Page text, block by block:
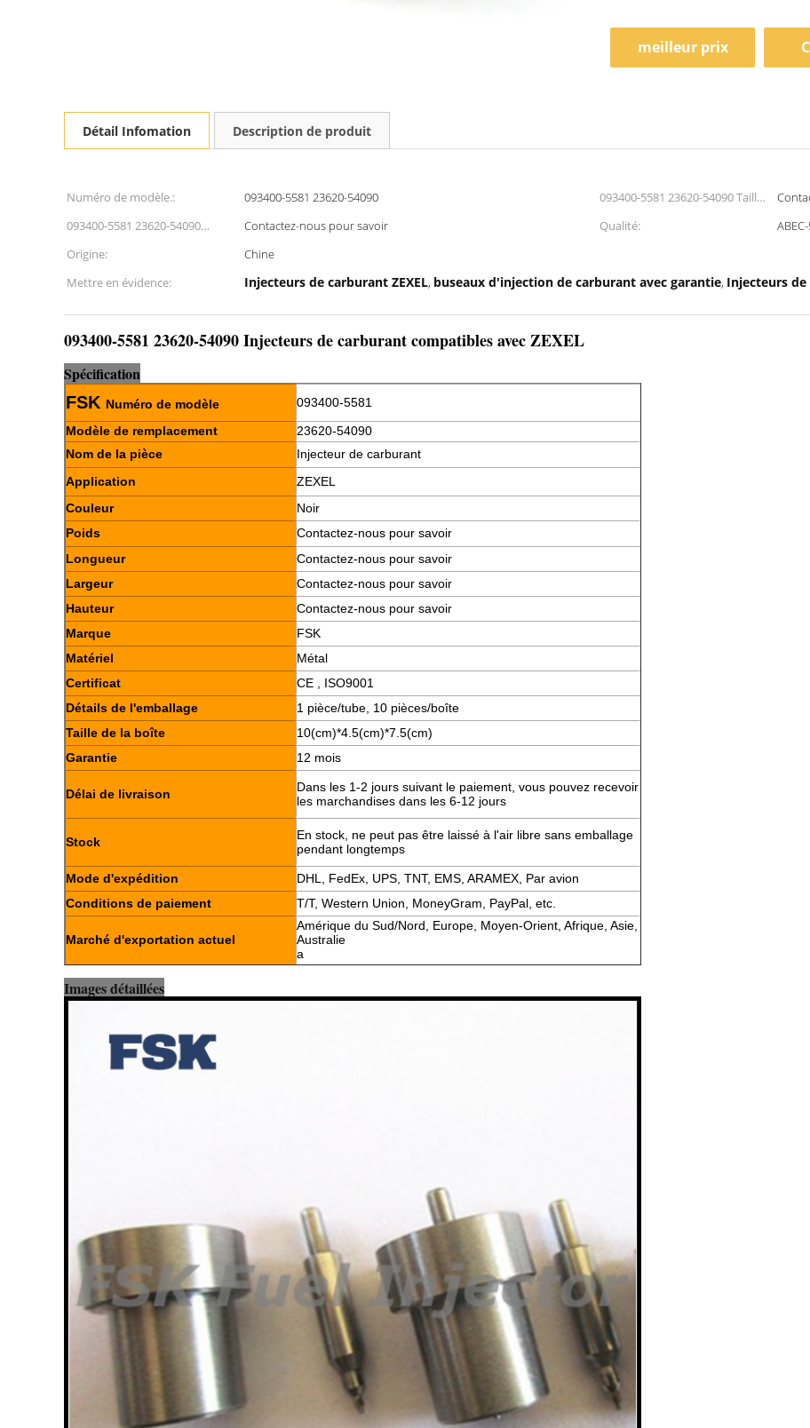
meilleur prix
Détail Infomation Description de produit
Numéro de modèle.: 093400-5581 23620-54090
093400-5581 23620-54090 Taille
du roulement:
093400-5581 23620-54090
Roulement kg:
Contactez-nous pour savoir Qualité:
Origine:
Chine
Mettre en évidence:
Injecteurs de carburant ZEXEL, buseaux d'injection de carburant avec garantie, Injecteurs de
093400-5581 23620-54090 Injecteurs de carburant compatibles avec ZEXEL
Spécification
FSK Numéro de modèle
093400-5581
Modèle de remplacement
23620-54090
Nom de la pièce
Injecteur de carburant
Application
ZEXEL
Couleur
Noir
Poids
Contactez-nous pour savoir
Longueur
Contactez-nous pour savoir
Largeur
Contactez-nous pour savoir
Hauteur
Contactez-nous pour savoir
Marque
FSK
Matériel
Métal
Certificat
CE , ISO9001
Détails de l'emballage
1 pièce/tube, 10 pièces/boîte
Taille de la boîte
10(cm)*4.5(cm)*7.5(cm)
Garantie
12 mois
Délai de livraison
Dans les 1-2 jours suivant le paiement, vous pouvez recevoir
les marchandises dans les 6-12 jours
Stock
En stock, ne peut pas être laissé à l'air libre sans emballage
pendant longtemps
Mode d'expédition
DHL, FedEx, UPS, TNT, EMS, ARAMEX, Par avion
Conditions de paiement
T/T, Western Union, MoneyGram, PayPal, etc.
Marché d'exportation actuel
Amérique du Sud/Nord, Europe, Moyen-Orient, Afrique, Asie,
Australie
a
Images détaillées